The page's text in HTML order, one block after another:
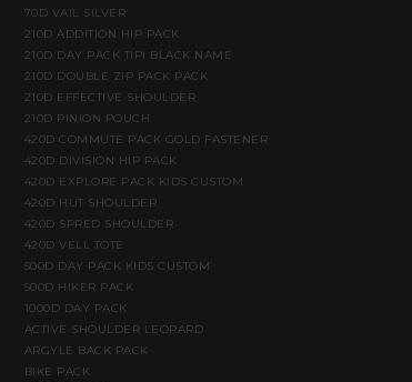
70D VAIL SILVER
210D ADDITION HIP PACK
210D DAY PACK TIPI BLACK NAME
210D DOUBLE ZIP PACK PACK
210D EFFECTIVE SHOULDER
210D PINION POUCH
420D COMMUTE PACK GOLD FASTENER
420D DIVISION HIP PACK
420D EXPLORE PACK KIDS CUSTOM
420D HUT SHOULDER
420D SPRED SHOULDER
420D VELL TOTE
500D DAY PACK KIDS CUSTOM
500D HIKER PACK
1000D DAY PACK
ACTIVE SHOULDER LEOPARD
ARGYLE BACK PACK
BIKE PACK